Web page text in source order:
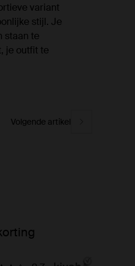
variant
stijl. Je
staan te
je outfit te
Volgende artikel